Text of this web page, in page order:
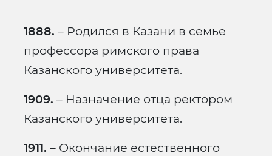
1888. – Родился в Казани в семье
профессора римского права
Казанского университета.
1909. – Назначение отца ректором
Казанского университета.
1911. – Окончание естественного